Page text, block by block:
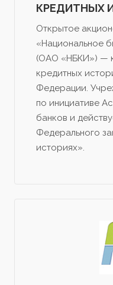
КРЕДИТНЫХ
Открытое
«Национальное
(ОАО «НБКИ») —
кредитных
Федерации.
по инициативе
банков и
Федерального
историях».